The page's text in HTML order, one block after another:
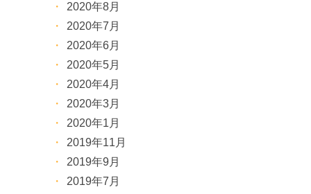
2020年8月
2020年7月
2020年6月
2020年5月
2020年4月
2020年3月
2020年1月
2019年11月
2019年9月
2019年7月